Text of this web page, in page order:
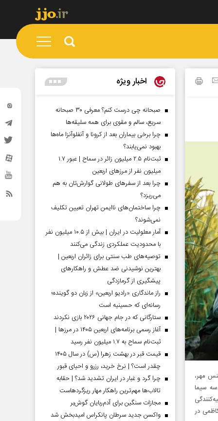
مهر،
۲۲و۱۵ دقیقه از شبکه سه سیما
در
اخبار ویژه
صبحانه چی درست کنم؟ معرفی ۳۰ صبحانه
سریع، سالم و مقوی برای همه سلیقه‌ها
چرا برخی بیماران بعد از کرونا و آنفلوآنزا ماه‌ها
بهبود نمی‌یابند؟
ثبت‌نام ۲.۵ میلیون زائر در سماح | عبور ۱.۷
میلیون نفر از مرز‌های اربعین
چرا بعد از سفرهای طولانی گوارش‌تان به هم
می‌ریزد؟
چرا ساختمان‌های ناایمن تهران تعیین تکلیف
نمی‌شوند؟
آمار معلولیت در ایران | بیش از ۱۰.۵ میلیون نفر
با محدودیت عملکردی زندگی می‌کنند
توصیه‌های طب سنتی برای زائران اربعین |
بهترین نوشیدنی ضد عطش و راهکارهای
پیشگیری از گرمازدگی
راز ماندگاری «رادیو اربعین» از زبان دو گوینده؛
رسانه‌ای که حسینیه است
ستارگانی که در جام جهانی ۲۰۲۶ بازی نکردند
آغاز رسمی برنامه‌های اربعین ۱۴۰۵ در مرز‌ها |
ثبت‌نام سماح به ۱.۷ میلیون نفر رسید
قیمت قبر در بهشت زهرا (س) در سال ۱۴۰۵
چقدر است؟ | نرخ خرید، رزرو و احیای قبور
چرا گرد و غبار در ایران تشدید شد؟ | حقابه
تالاب‌ها مهم‌ترین راهکار مهار ریزگردهاست
مجازات سنگین برای آدم‌ربایان گوش‌بر
واکسن جدید سرطان پانکراس امیدبخش شد